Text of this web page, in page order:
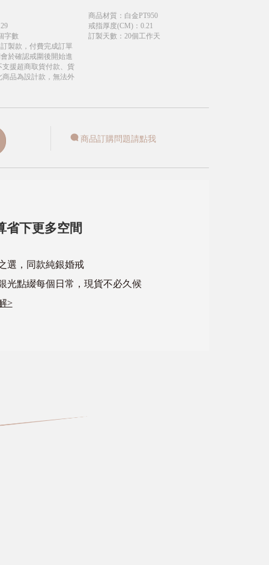
商品材質 ： 白金PT950
戒指厚度(CM)： 0.21
字數
訂製天數 ： 20個工作天
製款，付費完成訂單
於確認戒圍後開始進
支援超商取貨付款、貨
商品為設計款，無法外
商品訂購問題請點我
省下更多空間
選，同款純銀婚戒
光點綴每個日常，現貨不必久候
>